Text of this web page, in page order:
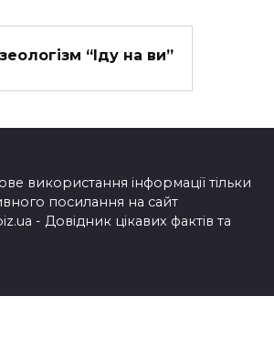
“Іду на ви”
використання інформації тільки
посилання на сайт
- Довідник цікавих фактів та